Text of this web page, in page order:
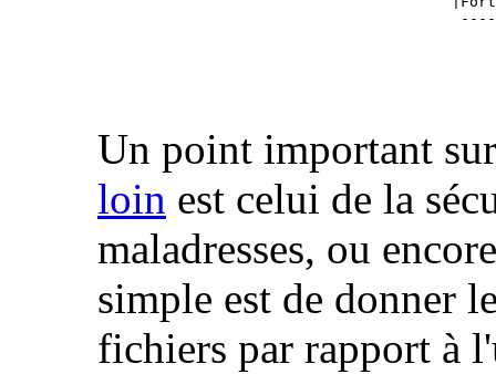
Un point important
loin est celui de la
maladresses, ou
simple est de donner
fichiers par rapport à